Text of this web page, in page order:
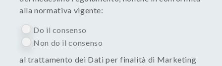
alla normativa vigente:
Do il consenso
Non do il consenso
al trattamento dei Dati per finalità di Marketing